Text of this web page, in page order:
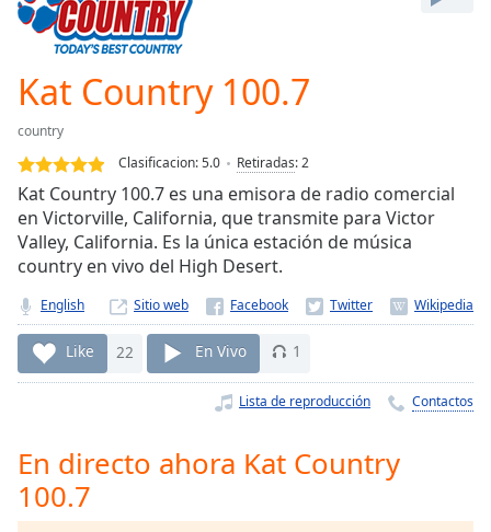
Skip
Forward
Current
Time0:00
Duration
Loaded:
0.00%
Stream
TypeLIVE
Seek to
currently
behind
liveLIVE
Remaining
Time-
Rate
Kat Country 100.7
country
Clasificacion:5.0 Retiradas:2
Kat Country 100.7 es una emisora de radio comercial
en Victorville, California, que transmite para Victor
Valley, California. Es la única estación de música
country en vivo del High Desert.
English Sitio web
Like 22 En Vivo 1
Lista de reproducción Contactos
En directo ahora Kat Country
100.7